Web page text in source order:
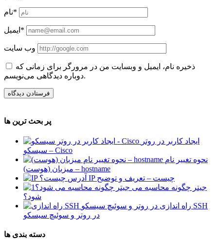
نام*
ایمیل*
وب سایت
ذخیره نام، ایمیل و وبسایت من در مرورگر برای زمانی که
دوباره دیدگاهی می‌نویسم.
پر بحث ترین ها
ایجاد کاربر در روتر
سیسکو – Cisco
نحوه تغییر نام
میزبان (هوست) – hostname
آدرس IP چیست – تعریف و توضیح
جیتر چگونه محاسبه می
شود؟
راه اندازی SSH
در روتر و سوئیچ سیسکو
دسته بندی ها